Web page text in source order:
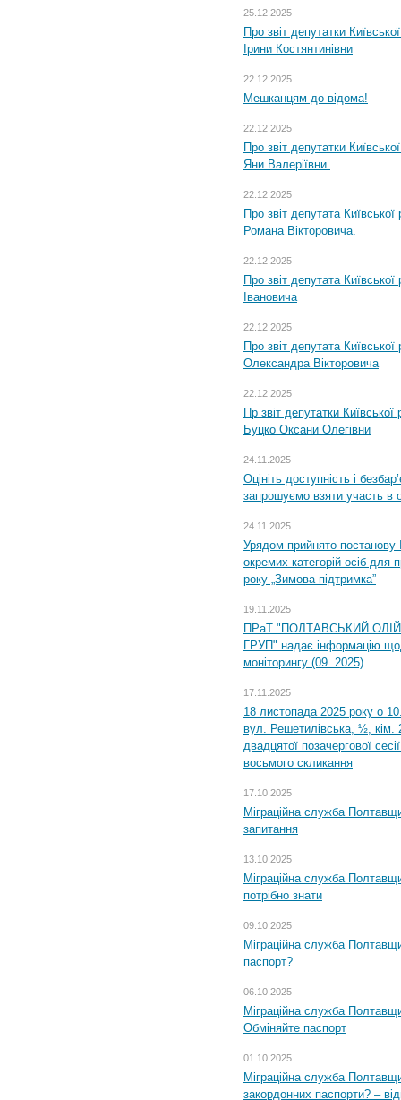
25.12.2025
Про звіт депутатки
Ірини Костянтинівни
22.12.2025
Мешканцям до відома!
22.12.2025
Про звіт депутатки
Яни Валеріївни.
22.12.2025
Про звіт депутата
Романа Вікторовича.
22.12.2025
Про звіт депутата
Івановича
22.12.2025
Про звіт депутата
Олександра Вікторовича
22.12.2025
Пр звіт депутатки
Буцко Оксани Олегівни
24.11.2025
Оцініть доступність і
запрошуємо взяти участь в
24.11.2025
Урядом прийнято постанову
окремих категорій осіб для
року „Зимова підтримка”
19.11.2025
ПРаТ "ПОЛТАВСЬКИЙ
ГРУП" надає інформацію
моніторингу (09. 2025)
17.11.2025
18 листопада 2025 року о
вул. Решетилівська, ½, кім.
двадцятої позачергової
восьмого скликання
17.10.2025
Міграційна служба
запитання
13.10.2025
Міграційна служба
потрібно знати
09.10.2025
Міграційна служба
паспорт?
06.10.2025
Міграційна служба
Обміняйте паспорт
01.10.2025
Міграційна служба
закордонних паспорти? –